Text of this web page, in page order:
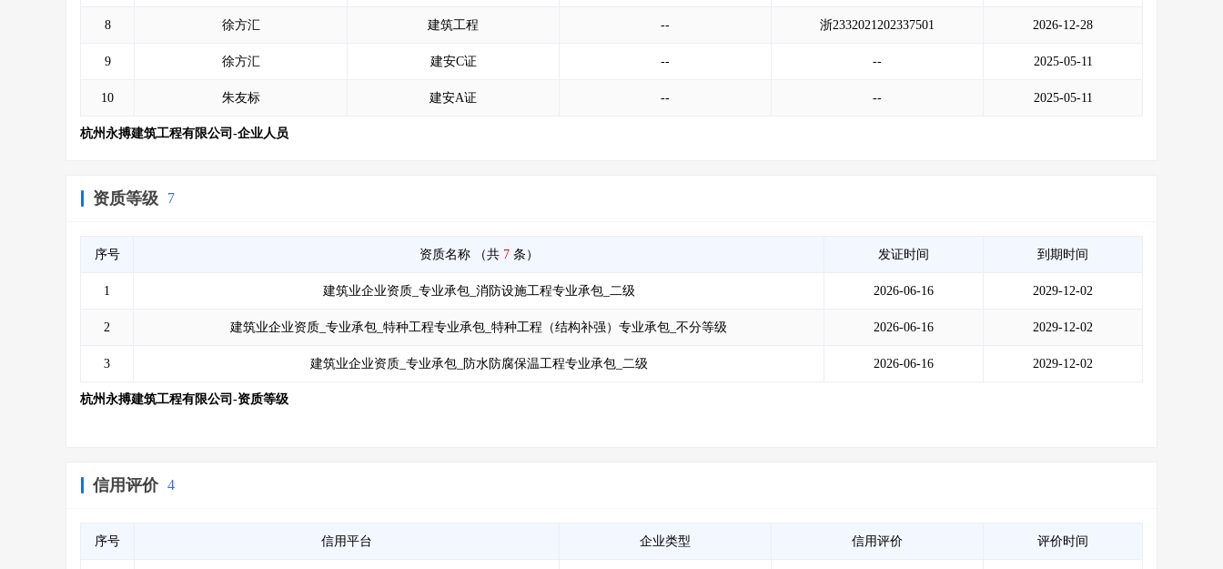
8 徐方汇 建筑工程 -- 浙2332021202337501 2026-12-28
9 徐方汇 建安C证 -- -- 2025-05-11
10 朱友标 建安A证 -- -- 2025-05-11
杭州永搏建筑工程有限公司-企业人员
资质等级 7
序号 资质名称 （共 7条） 发证时间 到期时间
1 建筑业企业资质_专业承包_消防设施工程专业承包_二级 2026-06-16 2029-12-02
2 建筑业企业资质_专业承包_特种工程专业承包_特种工程（结构补强）专业承包_不分等级 2026-06-16 2029-12-02
3 建筑业企业资质_专业承包_防水防腐保温工程专业承包_二级 2026-06-16 2029-12-02
杭州永搏建筑工程有限公司-资质等级
信用评价 4
序号 信用平台 企业类型 信用评价 评价时间